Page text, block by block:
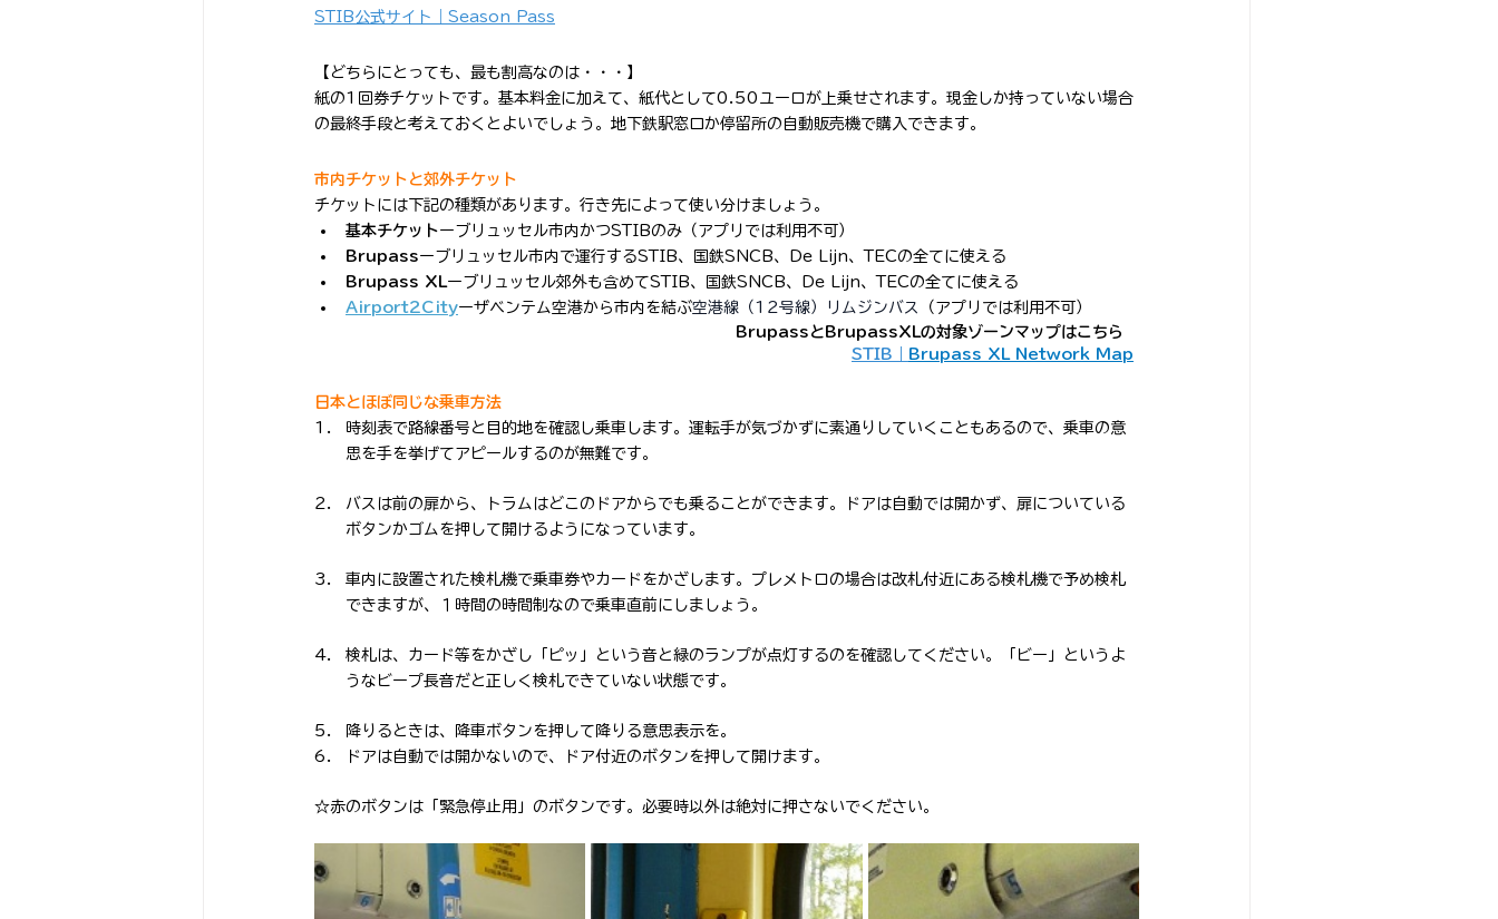
STIB公式サイト｜Season Pass
【 どちらにとっても、最も割高なのは・・・ 】
紙の1回券チケットです。基本料金に加えて、紙代として0.50ユーロが上乗せされます。現金しか持っていない場合
の最終手段と考えておくとよいでしょう。 地下鉄駅窓口か停留所の自動販売機で購入できます。
市内チケットと郊外チケット
チケットには下記の種類があります。行き先によって使い分けましょう。
基本チケットーブリュッセル市内かつSTIBのみ（アプリでは利用不可）
Brupassーブリュッセル市内で運行するSTIB、国鉄SNCB、De Lijn、TECの全てに使える
Brupass XL ーブリュッセル郊外も含めてSTIB、国鉄SNCB、De Lijn、TECの全てに使える
Airport2Cityーザベンテム空港から市内を結ぶ空港線（12号線）リムジンバス
（アプリでは利用不可）
BrupassとBrupassXLの対象ゾーンマップはこちら
STIB｜ Brupass XL Network Map
日本とほぼ同じな乗車方法
時刻表で路線番号と目的地を確認し乗車します。運転手が気づかずに素通りしていくこともあるので、乗車の意
思を手を挙げてアピールするのが無難です。
バスは前の扉から、トラムはどこのドアからでも乗ることができます。ドアは自動では開かず、扉についている
ボタンかゴムを押して開けるようになっています。
車内に設置された検札機で乗車券やカードをかざします。プレメトロの場合は改札付近にある検札機で予め検札
できますが、１時間の時間制なので乗車直前にしましょう。
検札は、カード等をかざし「ピッ」という音と緑のランプが点灯するのを確認してください。「ビー」というよ
うなビープ長音だと正しく検札できていない状態です。
降りるときは、降車ボタンを押して降りる意思表示を。
ドアは自動では開かないので、ドア付近のボタンを押して開けます。
☆赤のボタンは「緊急停止用」のボタンです。必要時以外は絶対に押さないでください。